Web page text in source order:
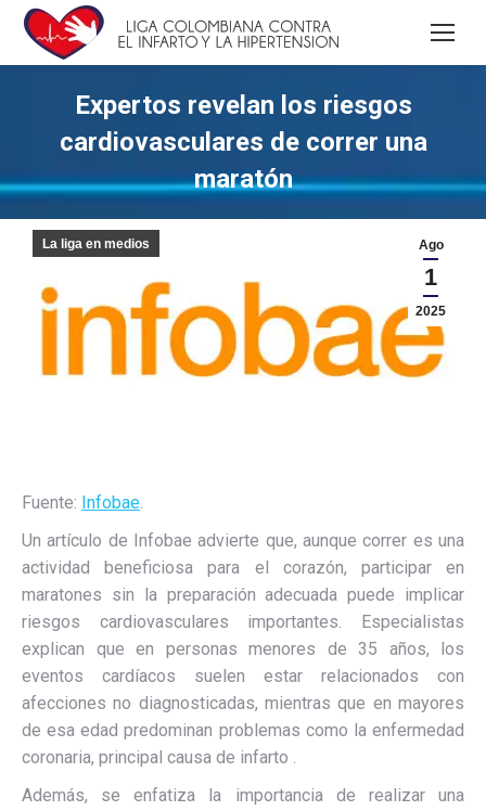
Expertos revelan los riesgos
cardiovasculares de correr una
maratón
Ago
1
2025
La liga en medios
Fuente: Infobae.
Un artículo de Infobae advierte que, aunque correr es una
actividad beneficiosa para el corazón, participar en
maratones sin la preparación adecuada puede implicar
riesgos cardiovasculares importantes. Especialistas
explican que en personas menores de 35 años, los
eventos cardíacos suelen estar relacionados con
afecciones no diagnosticadas, mientras que en mayores
de esa edad predominan problemas como la enfermedad
coronaria, principal causa de infarto .
Además, se enfatiza la importancia de realizar una